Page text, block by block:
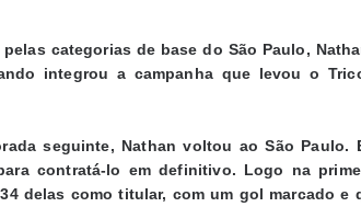
pelas categorias de base do São Paulo,
integrou a campanha que levou o
seguinte, Nathan voltou ao São
contratá-lo em definitivo. Logo na
delas como titular, com um gol marcado